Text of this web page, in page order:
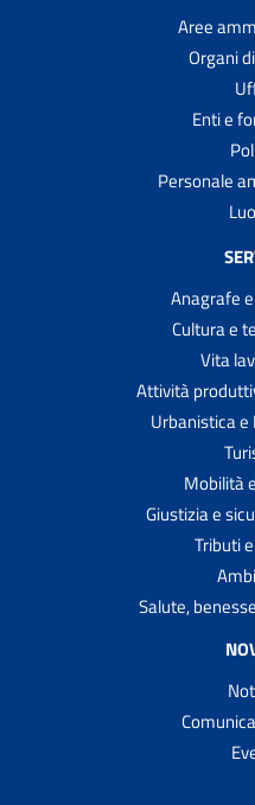
Aree
Organi
Enti e
Personale
Anagrafe
Cultura e
Vita
Attività
Urbanistica
Mobilità
Giustizia e
Tributi
Salute,